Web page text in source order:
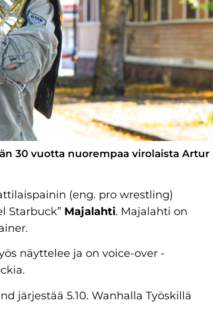
30 vuotta nuorempaa virolaista Artur
(eng. pro wrestling)
Starbuck” Majalahti. Majalahti on
näyttelee ja on voice-over -
järjestää 5.10. Wanhalla Työskillä